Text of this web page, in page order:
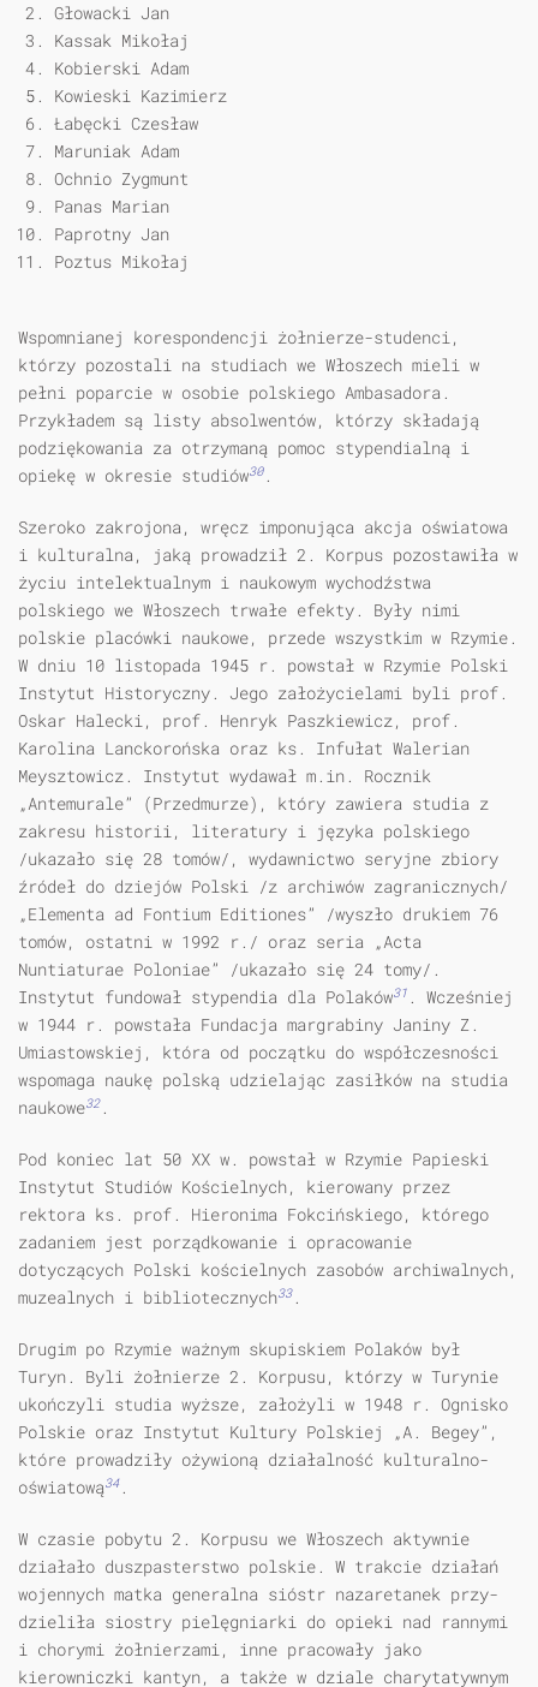
Głowacki Jan
Kassak Mikołaj
Kobierski Adam
Kowieski Kazimierz
Łabęcki Czesław
Maruniak Adam
Ochnio Zygmunt
Panas Marian
Paprotny Jan
Poztus Mikołaj
Wspomnianej korespondencji żołnierze-studenci,
którzy pozostali na stu­diach we Włoszech mieli w
pełni poparcie w osobie polskiego Ambasadora.
Przykładem są listy absolwentów, którzy składają
podziękowania za otrzymaną pomoc stypendialną i
opiekę w okresie studiów30.
Szeroko zakrojona, wręcz imponująca akcja oświatowa
i kulturalna, jaką prowadził 2. Korpus pozostawiła w
życiu intelektualnym i naukowym wychodź­stwa
polskiego we Włoszech trwałe efekty. Były nimi
polskie placówki naukowe, przede wszystkim w Rzymie.
W dniu 10 listopada 1945 r. powstał w Rzymie Polski
Instytut Historyczny. Jego założycielami byli prof.
Oskar Halecki, prof. Henryk Paszkiewicz, prof.
Karolina Lanckorońska oraz ks. Infułat Walerian
Meysztowicz. Instytut wydawał m.in. Rocznik
„Antemurale” (Przedmurze), który zawiera studia z
zakresu historii, literatury i języka polskiego
/ukazało się 28 tomów/, wydawnictwo seryjne zbiory
źródeł do dziejów Polski /z archiwów zagranicznych/
„Elementa ad Fontium Editiones” /wyszło drukiem 76
tomów, ostatni w 1992 r./ oraz seria „Acta
Nuntiaturae Poloniae” /ukazało się 24 tomy/.
Instytut fundował stypendia dla Polaków31 . Wcześniej
w 1944 r. powstała Fun­dacja margrabiny Janiny Z.
Umiastowskiej, która od początku do współczesności
wspomaga naukę polską udzielając zasiłków na studia
naukowe32.
Pod koniec lat 50 XX w. powstał w Rzymie Papieski
Instytut Studiów Ko­ścielnych, kierowany przez
rektora ks. prof. Hieronima Fokcińskiego, którego
zadaniem jest porządkowanie i opracowanie
dotyczących Polski kościelnych zasobów archiwalnych,
muzealnych i bibliotecznych33.
Drugim po Rzymie ważnym skupiskiem Polaków był
Turyn. Byli żołnie­rze 2. Korpusu, którzy w Turynie
ukończyli studia wyższe, założyli w 1948 r. Ognisko
Polskie oraz Instytut Kultury Polskiej „A. Begey”,
które prowadziły ożywioną działalność kulturalno-
oświatową34.
W czasie pobytu 2. Korpusu we Włoszech aktywnie
działało duszpasterstwo polskie. W trakcie działań
wojennych matka generalna sióstr nazaretanek przy­
dzieliła siostry pielęgniarki do opieki nad rannymi
i chorymi żołnierzami, inne pracowały jako
kierowniczki kantyn, a także w dziale charytatywnym